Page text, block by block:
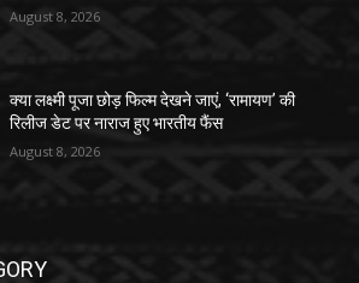
August 8, 2026
क्या लक्ष्मी पूजा छोड़ फिल्म देखने जाएं, ‘रामायण’ की
रिलीज डेट पर नाराज हुए भारतीय फैंस
August 8, 2026